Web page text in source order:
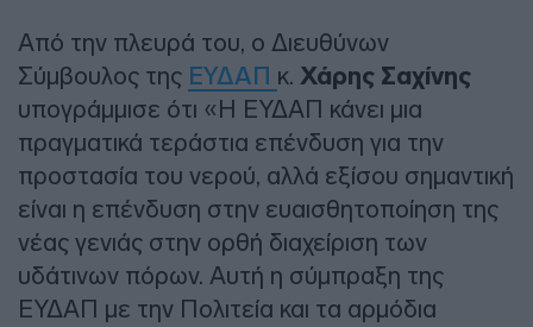
Από την πλευρά του, ο Διευθύνων
Σύμβουλος της ΕΥΔΑΠ κ. Χάρης Σαχίνης
υπογράμμισε ότι «Η ΕΥΔΑΠ κάνει μια
πραγματικά τεράστια επένδυση για την
προστασία του νερού, αλλά εξίσου σημαντική
είναι η επένδυση στην ευαισθητοποίηση της
νέας γενιάς στην ορθή διαχείριση των
υδάτινων πόρων. Αυτή η σύμπραξη της
ΕΥΔΑΠ με την Πολιτεία και τα αρμόδια